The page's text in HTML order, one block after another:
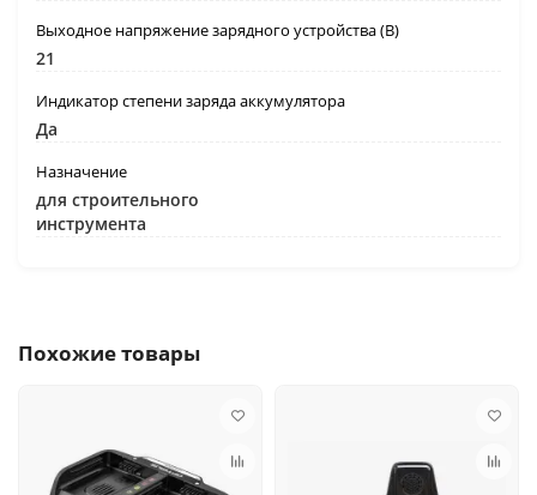
Выходное напряжение зарядного устройства (В)
21
Индикатор степени заряда аккумулятора
Да
Назначение
для строительного
инструмента
Похожие товары